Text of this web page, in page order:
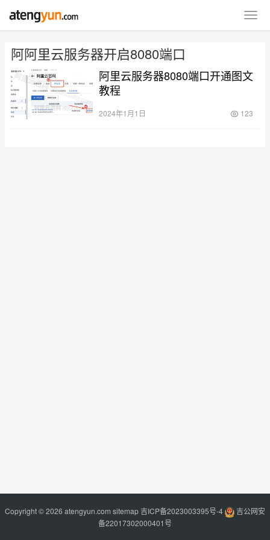
阿阿里云服务器开启8080端口
阿里云服务器8080端口开通图文
教程
2024年1月1日 123
Copyright © 2026 atengyun.com sitemap吉ICP备2023003395号-4
吉公网安
备22017302000401号